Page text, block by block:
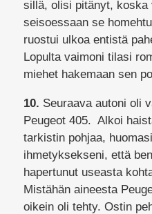
sillä, olisi pitänyt, koska
seisoessaan se
ruostui ulkoa entistä
Lopulta vaimoni tilasi
miehet hakemaan sen
10. Seuraava autoni oli
Peugeot 405. Alkoi
tarkistin pohjaa,
ihmetyksekseni, että
hapertunut useasta
Mistähän aineesta
oikein oli tehty. Ostin